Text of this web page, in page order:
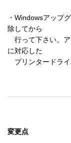
・Windowsアップ
除してから
行って下さい。ア
に対応した
変更点